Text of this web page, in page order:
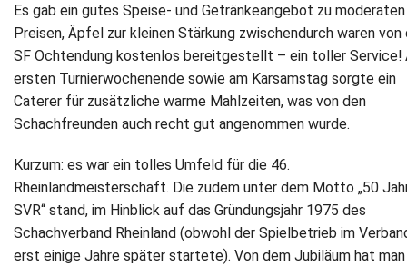
Es gab ein gutes Speise- und Getränkeangebot zu moderaten
Preisen, Äpfel zur kleinen Stärkung zwischendurch waren von
SF Ochtendung kostenlos bereitgestellt – ein toller Service!
ersten Turnierwochenende sowie am Karsamstag sorgte ein
Caterer für zusätzliche warme Mahlzeiten, was von den
Schachfreunden auch recht gut angenommen wurde.
Kurzum: es war ein tolles Umfeld für die 46.
Rheinlandmeisterschaft. Die zudem unter dem Motto „50
SVR“ stand, im Hinblick auf das Gründungsjahr 1975 des
Schachverband Rheinland (obwohl der Spielbetrieb im
erst einige Jahre später startete). Von dem Jubiläum hat